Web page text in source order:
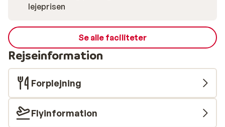
lejeprisen
Se alle faciliteter
Rejseinformation
Forplejning
Flyinformation